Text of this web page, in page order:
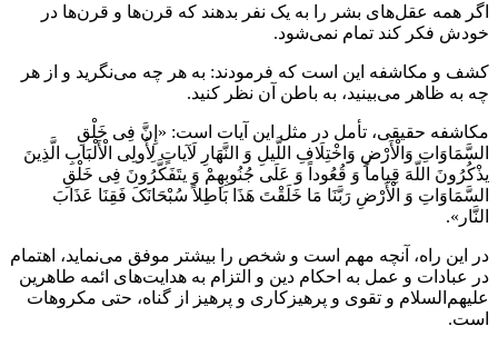
اگر همه عقل‌های بشر را به یک نفر بدهند که قرن‌ها و قرن‌ها در
خودش فکر کند تمام نمی‌شود.
کشف و مکاشفه این است که فرمودند: به هر چه می‌نگرید و از هر
چه به ظاهر می‌بینید، به باطن آن نظر کنید.
مکاشفه حقیقی، تأمل در مثل این آیات است: «إِنَّ فِی خَلْقِ
السَّمَاوَاتِ وَالْأَرْضِ وَاخْتِلَافِ اللَّیلِ وَ النَّهَارِ لَآیاتٍ لِأُولِی الْأَلْبَابِ الَّذِینَ
یذْکُرُونَ اللّهَ قِیاماً وَ قُعُوداً وَ عَلَی جُنُوبِهِمْ وَ یتَفَکَّرُونَ فِی خَلْقِ
السَّمَاوَاتِ وَ الْأَرْضِ رَبَّنَا مَا خَلَقْتَ هَذَا بَاطِلاً سُبْحَانَکَ فَقِنَا عَذَابَ
النَّار».
در این راه، آنچه مهم است و شخص را بیشتر موفق می‌نماید، اهتمام
در عبادات و عمل به احکام دین و التزام به هدایت‌های ائمه طاهرین
‌علیهم‌السلام و تقوی و پرهیزکاری و پرهیز از گناه، حتی مکروهات
است.